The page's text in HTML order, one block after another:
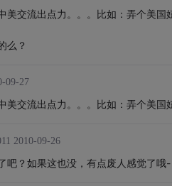
美交流出点力。。。比如：弄个美国
么？
09-27
美交流出点力。。。比如：弄个美国
2010-09-26
吧？如果这也没，有点废人感觉了哦